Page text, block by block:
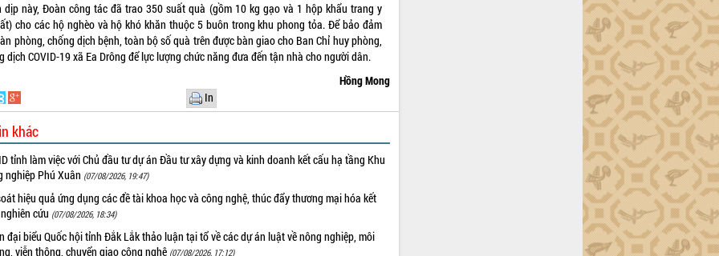
dịp này, Đoàn công tác đã trao 350 suất quà (gồm 10 kg gạo và 1 hộp khẩu trang y
cho các hộ nghèo và hộ khó khăn thuộc 5 buôn trong khu phong tỏa. Để bảo đảm
phòng, chống dịch bệnh, toàn bộ số quà trên được bàn giao cho Ban Chỉ huy phòng,
dịch COVID-19 xã Ea Drông để lực lượng chức năng đưa đến tận nhà cho người dân.
Hồng Mong
In
khác
tỉnh làm việc với Chủ đầu tư dự án Đầu tư xây dựng và kinh doanh kết cấu hạ tầng Khu
nghiệp Phú Xuân (07/08/2026, 19:47)
hiệu quả ứng dụng các đề tài khoa học và công nghệ, thúc đẩy thương mại hóa kết
cứu (07/08/2026, 18:34)
đại biểu Quốc hội tỉnh Đắk Lắk thảo luận tại tổ về các dự án luật về nông nghiệp, môi
viễn thông, chuyển giao công nghệ (07/08/2026, 17:12)